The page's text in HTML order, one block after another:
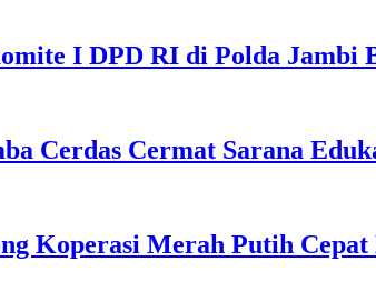
I DPD RI di Polda Jambi
Cerdas Cermat Sarana
Koperasi Merah Putih